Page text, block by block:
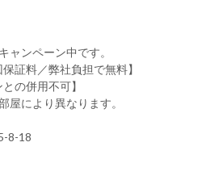
キャンペーン中です。
証料／弊社負担で無料】
の併用不可】
屋により異なります。
8-18